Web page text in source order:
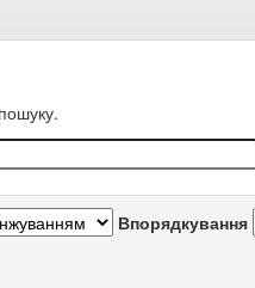
Впорядкування